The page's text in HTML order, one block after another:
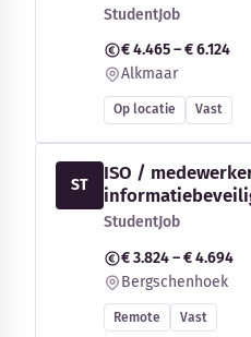
StudentJob
€ 4.465 – € 6.124
Alkmaar
Op locatie Vast
ST
ISO /
StudentJob
€ 3.824 – € 4.694
Bergschenhoek
Remote Vast